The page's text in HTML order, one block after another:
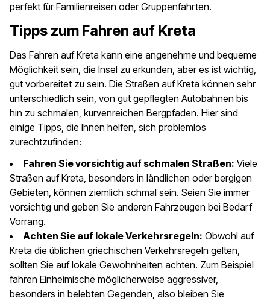
perfekt für Familienreisen oder Gruppenfahrten.
Tipps zum Fahren auf Kreta
Das Fahren auf Kreta kann eine angenehme und bequeme
Möglichkeit sein, die Insel zu erkunden, aber es ist wichtig,
gut vorbereitet zu sein. Die Straßen auf Kreta können sehr
unterschiedlich sein, von gut gepflegten Autobahnen bis
hin zu schmalen, kurvenreichen Bergpfaden. Hier sind
einige Tipps, die Ihnen helfen, sich problemlos
zurechtzufinden:
Fahren Sie vorsichtig auf schmalen Straßen: Viele
Straßen auf Kreta, besonders in ländlichen oder bergigen
Gebieten, können ziemlich schmal sein. Seien Sie immer
vorsichtig und geben Sie anderen Fahrzeugen bei Bedarf
Vorrang.
Achten Sie auf lokale Verkehrsregeln: Obwohl auf
Kreta die üblichen griechischen Verkehrsregeln gelten,
sollten Sie auf lokale Gewohnheiten achten. Zum Beispiel
fahren Einheimische möglicherweise aggressiver,
besonders in belebten Gegenden, also bleiben Sie